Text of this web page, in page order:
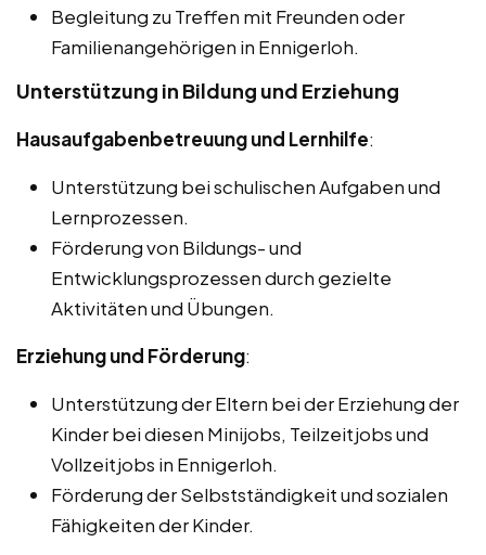
Begleitung zu Treffen mit Freunden oder
Familienangehörigen in Ennigerloh.
Unterstützung in Bildung und Erziehung
Hausaufgabenbetreuung und Lernhilfe:
Unterstützung bei schulischen Aufgaben und
Lernprozessen.
Förderung von Bildungs- und
Entwicklungsprozessen durch gezielte
Aktivitäten und Übungen.
Erziehung und Förderung:
Unterstützung der Eltern bei der Erziehung der
Kinder bei diesen Minijobs, Teilzeitjobs und
Vollzeitjobs in Ennigerloh.
Förderung der Selbstständigkeit und sozialen
Fähigkeiten der Kinder.